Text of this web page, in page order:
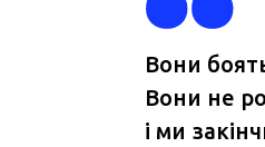
Вони
Вони не
і ми